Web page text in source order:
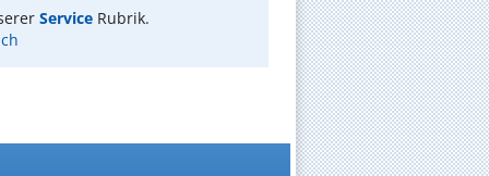
ServiceRubrik.